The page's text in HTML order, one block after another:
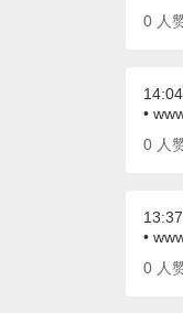
0 人
•
0 人
•
0 人